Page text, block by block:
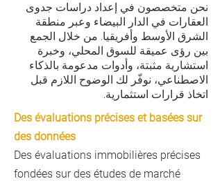
نحن متخصصون في إعداد دراسات جدوى
العقارات في الدار البيضاء وعبر منطقة
الشرق الأوسط وأفريقيا. من خلال الجمع
بين رؤى عميقة للسوق المحلي، وخبرة
استشارية مثبتة، وأدوات مدعومة بالذكاء
الاصطناعي، نوفّر لك الوضوح اللازم قبل
اتخاذ قرارات استثمارية.
Des évaluations précises et basées sur
des données
Des évaluations immobilières précises
fondées sur des études de marché